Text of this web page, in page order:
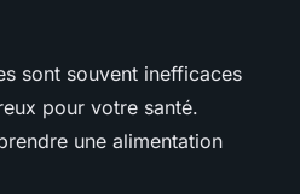
sont souvent inefficaces
pour votre santé.
une alimentation